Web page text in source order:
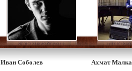
Иван Соболев Ахмат